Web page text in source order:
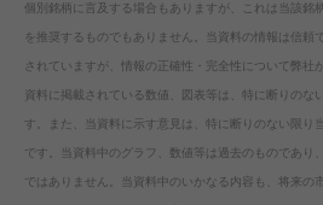
個別銘柄に言及する場合もありますが、これは当該銘
を推奨するものでもありません。当資料の情報は信頼
されていますが、情報の正確性・完全性について弊社
資料に掲載されている数値、図表等は、特に断りのな
す。また、当資料に示す意見は、特に断りのない限り
です。当資料中のグラフ、数値等は過去のものであり
ではありません。当資料中のいかなる内容も、将来の